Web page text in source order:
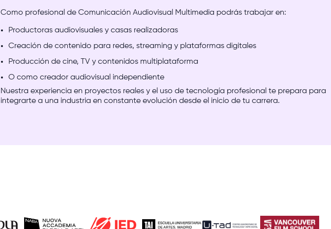
Como profesional de Comunicación Audiovisual Multimedia podrás trabajar en:
Productoras audiovisuales y casas realizadoras
Creación de contenido para redes, streaming y plataformas digitales
Producción de cine, TV y contenidos multiplataforma
O como creador audiovisual independiente
Nuestra experiencia en proyectos reales y el uso de tecnología profesional te prepara para
integrarte a una industria en constante evolución desde el inicio de tu carrera.